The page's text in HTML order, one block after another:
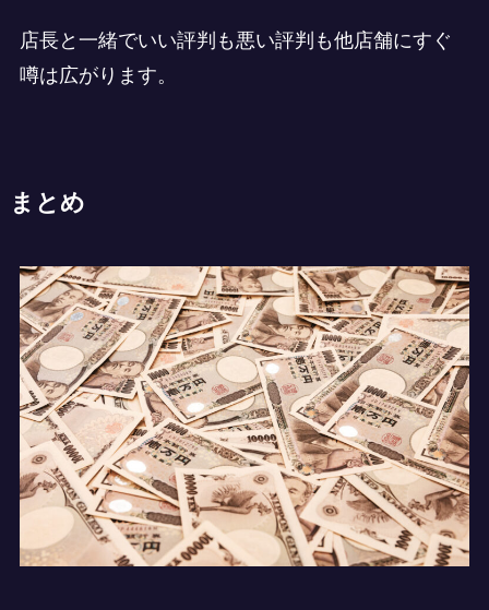
店長と一緒でいい評判も悪い評判も他店舗にすぐ
噂は広がります。
まとめ